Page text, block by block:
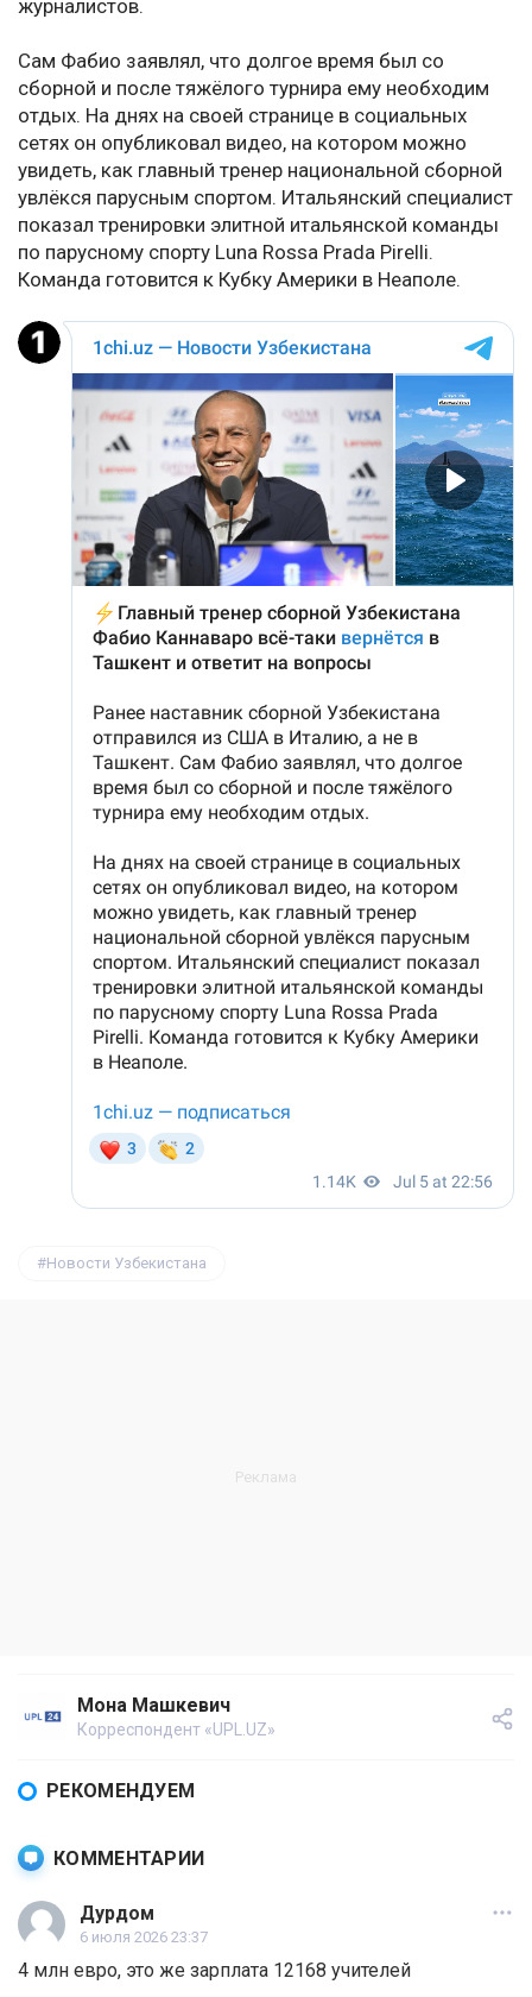
журналистов.
Сам Фабио заявлял, что долгое время был со
сборной и после тяжёлого турнира ему необходим
отдых. На днях на своей странице в социальных
сетях он опубликовал видео, на котором можно
увидеть, как главный тренер национальной сборной
увлёкся парусным спортом. Итальянский специалист
показал тренировки элитной итальянской команды
по парусному спорту Luna Rossa Prada Pirelli.
Команда готовится к Кубку Америки в Неаполе.
Новости Узбекистана
Мона Машкевич
Корреспондент «UPL.UZ»
РЕКОМЕНДУЕМ
КОММЕНТАРИИ
Дурдом
6 июля 2026 23:37
4 млн евро, это же зарплата 12168 учителей